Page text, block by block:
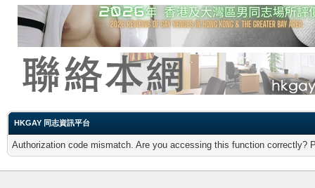
HKGAY 同志資訊平台
Authorization code mismatch. Are you accessing this function correctly?